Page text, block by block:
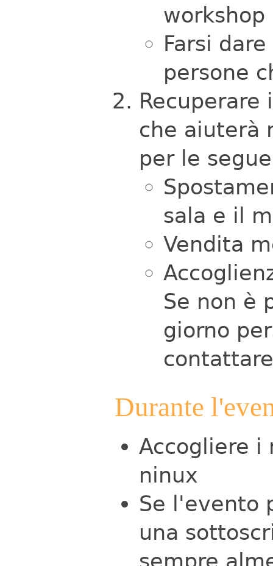
Farsi
persone
che aiuterà
per le
sala e il
Vendita
Se non è
giorno
contattare
Durante
Accogliere i
ninux
Se l'evento
una
sempre